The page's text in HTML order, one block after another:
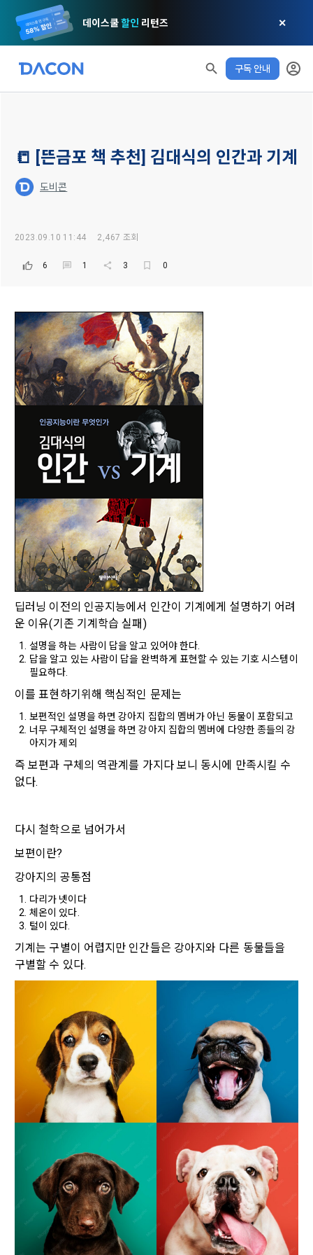
데이스쿨할인 리턴즈 ✕
구독 안내
알림0 모두 읽음 모두 삭제 닫기
✕
LEVEL 1
오늘의 XP
메일 인증 필요
[데이콘] 회원가입 인증메일
본 약관은 데이콘 주식회사(이하 “회사”)와 “회원” 간에 정보 서
규정하는 데 그 목적이 있다. “회원”은 모든 약관에 동의해야 하
스를 사용하는 동안 계속 유효하다. 본 약관은 저작권 분쟁 정책
의 조항을 포함한다.
제 2 조 (용어의 정의)
이 약관에서 사용하는 용어의 정의는 아래와 같다.
1."사이트"라 함은 "회사"가 서비스를 "회원"에게 제공하기 위하
여 컴퓨터 등 정보 통신 설비를 이용하여 설정한 가상의 영업장
또는 "회사"가 운영하는 아래 웹사이트를 말한다.
가. ***.dacon.io
제공하는 모든 서비스를 말한다. 그 외 "회사"가 운영하는 사이
트를 통해 개인이 등록한 자료를 DB화하여 각각의 목적에 맞게
분류, 가공, 집계하여 정보를 제공하는 서비스를 포함한다.
3. "개인회원"이라 함은 서비스를 이용하기 위하여 이 약관에 동
의하고 "회사"와 이용 계약을 체결한 개인을 말한다.
4. “인재회원”이라 함은 “데이콘 인재풀 서비스”를 이용하기 위
하여 본인의 개인정보와 프로젝트, 코드 등을 공유한 자로서, 채
용 의뢰 “기업회원”에게 개인정보, 프로젝트, 코드 등을 제공하
는 것에 동의한 “개인회원”을 말한다.
5. “기업회원”이라 함은 “회사”에 대회의 주최를 의뢰하거나, 채
용 의뢰 서비스 등을 이용하기 위해 “회사”와 일정 계약을 한 개
인 또는 법인을 말한다.
6. “해커톤”이라 함은 “회사”가 “사이트”에 출제한 문제에 “개인
회원”이 AI 코드를 제출하고, “회사”는 이를 평가하여 우수작을
선정하는 제반 행위를 말한다.
7. “대회"라 함은 “기업회원”이 인력을 채용하거나 또는 솔루션
을 크라우드소싱하기 위하여 “회사"에 의뢰하는 경연대회 또는
라인/오프라인 교육서비스를 말한다.
9. "아이디"라 함은 회원의 식별과 회원의 서비스 이용을 위하여
"회원"이 가입 시 사용한 이메일 주소를 말한다.
이디를 부여받은 자와 동일인임을 확인하고 "회원"의 권익을 보
호하기 위하여 "회원"이 선정한 문자와 숫자의 조합 또는 이와
한다.
본 약관은 온라인을 통하여 “회원”에게 공시함으로써 효력을 발
생한다.
1. "회사"는 이 약관의 내용과 상호, 영업소 소재지, 대표자의 성
명, 사업자등록번호, 연락처 등을 "회원"이 알 수 있도록 초기 화
면에 게시하거나 기타의 방법으로 "회원"에게 공지해야 한다.
2. "회사"는 약관의규제등에관한법률, 전기통신기본법, 전기통
신사업법, 정보통신망이용촉진등에관한법률, 전자상거래 등에
자금융거래법, 전자서명법, 소비자기본법, 개인정보보호법 등
관련법을 위배하지 않는 범위에서 이 약관을 개정할 수 있다.
3. "회사"는 "서비스"에 대해 별도의 이용약관 또는 정책(이하
“별도약관”)을 둘 수 있으며, 그 내용이 이 약관과 충돌하는 경우
“별도약관”이 우선하여 적용된다.
4. “회사”의 영업상 중요한 사유 또는 관계 법령에 의한 변경사
유가 있을 때, 약관을 변경할 수 있으며, 약관을 개정할 경우에는
(2021.05.24 본)
는 ‘회사’)는 서비스 기획부터 종료까지 정보통신망 이용촉진 및
정보보호 등에 관한 법률(이하 ‘정보통신망법’), 개인정보보호법
등 국내의 개인정보 보호 법령을 철저히 준수합니다.
1. 개인정보처리방침의 의의
데이콘이 어떤 정보를 수집하고, 수집한 정보를 어떻게 사용하
며, 필요에 따라 누구와 이를 공유(‘위탁 또는 제공’)하며, 이용목
적을 달성한 정보를 언제, 어떻게 파기 하는지 등 ‘개인정보의 한
살이’와 관련한 정보를 투명하게 제공합니다.
정보주체로서 이용자는 자신의 개인정보에 대해 어떤 권리를 가
지고 있으며, 이를 어떤 방법과 절차로 행사할 수 있는지를 알려
드립니다. 또한, 법정대리인(부모 등)이 만14세 미만 아동의 개
인정보 보호를 위해 어떤 권리를 행사할 수 있는지도 함께 안내
합니다.
개인정보 침해사고가 발생하는 경우, 추가적인 피해를 예방하고
이미 발생한 피해를 복구하기 위해 누구에게 연락하여 어떤 도
움을 받을 수 있는지 알려 드립니다.
그 무엇보다도, 개인정보와 관련하여 데이콘과 이용자 간의 권
리 및 의무 관계를 규정하여 이용자의 ‘개인정보자기결정권’을
2. 개인정보의 수집 및 이용목적
데이콘 주식회사(이하 “회사”)는 다음 목적을 위하여 개인정보
를 수집하고 있으며, 다음 목적 이외의 용도로는 수집한 개인정
의에 대한 응답, 새로운 정보의 소개 및 고지사항 전달
2) 서비스 제공에 관한 계약 이행 및 서비스 제공에 따른 요금정
본인인증, 채용정보 매칭 및 컨텐츠 제공을 위한 개인식별, 회원
간의 상호 연락, 구매 및 요금 결제, 물품 및 증빙발송, 부정 이용
3) 서비스 개발 및 마케팅ㆍ광고 활용
맞춤 서비스 제공, 서비스 안내 및 이용권유, 서비스 개선 및 신
규 서비스 개발을 위한 통계 및 접속빈도 파악, 통계학적 특성에
따른 광고, 이벤트 정보 및 참여기회 제공
4) 고용 및 취업동향 파악을 위한 통계학적 분석, 서비스 고도화
3. 수집하는 개인정보 항목 및 수집방법
가. 수집하는 개인정보의 항목
1) 회원가입 시 수집하는 항목
DACON이 제공하는 이용자 맞춤형 서비스 및 상품 추천, 각종
서신우편, 문자(SMS 또는 카카오 알림톡), 푸시, 전화 등을 통해
이용자에게 제공합니다.
- 마케팅 수신 동의는 거부하실 수 있으며 동의 이후에라도 고객
의 의사에 따라 동의를 철회할 수 있습니다.
동의를 거부 하시더라도 DACON에서 제공하는 서비스의 이용
에 제한이 되지 않습니다.
단, 할인, 이벤트 및 이용자 맞춤형 상품 추천 등의 마케팅 정보
안내 서비스가 제한됩니다.
2. 미동의 시 불이익 사항
개인정보보호법 제22조 제5항에 의해 선택정보 사항에 대해서
는 동의 거부 하시더라도 서비스 이용에 제한되지 않습니다.
단, 할인, 이벤트 및 이용자 맞춤형 상품 추천 등의 마케팅 정보
안내 서비스가 제한됩니다.
3. 서비스 정보 수신 동의 철회
DACON에서 제공하는 마케팅 정보를 원하지 않을 경우 ‘홈>계
정관리 페이지의 하단 마케팅(대회 진행, 교육 등) 정보 수신 동
의(선택)’에서 철회를 요청할 수 있습니다.
또한 향후 마케팅 활용에 새롭게 동의하고자 하는 경우에는 ‘홈>
계정관리 페이지의 하단 마케팅(대회 진행, 교육 등) 정보 수신
동의(선택)’에서 동의하실 수 있습니다.
2021.05.25
📒 [뜬금포 책 추천] 김대식의 인간과 기계
도비콘
2023.09.10 11:44 2,467 조회
6 1 3 0
딥러닝 이전의 인공지능에서 인간이 기계에게 설명하기 어려
운 이유(기존 기계학습 실패)
설명을 하는 사람이 답을 알고 있어야 한다.
답을 알고 있는 사람이 답을 완벽하게 표현할 수 있는 기호 시스템이
필요하다.
이를 표현하기위해 핵심적인 문제는
보편적인 설명을 하면 강아지 집합의 멤버가 아닌 동물이 포함되고
너무 구체적인 설명을 하면 강아지 집합의 멤버에 다양한 종들의 강
아지가 제외
즉 보편과 구체의 역관계를 가지다 보니 동시에 만족시킬 수
없다.
다시 철학으로 넘어가서
보편이란?
강아지의 공통점
다리가 넷이다
체온이 있다.
털이 있다.
기계는 구별이 어렵지만 인간들은 강아지와 다른 동물들을
구별할 수 있다.